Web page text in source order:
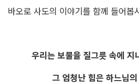
바오로 사도의 이야기를 함께 들어봅
우리는 보물을 질그릇 속에 지
그 엄청난 힘은 하느님